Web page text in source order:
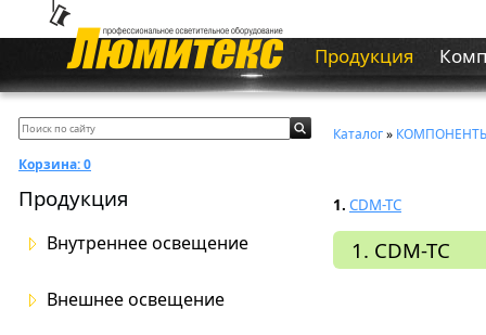
Продукция
Корзина:0
Продукция
Внутреннее освещение
Внешнее освещение
Каталог»
1. CDM-TС
1. CDM-TС